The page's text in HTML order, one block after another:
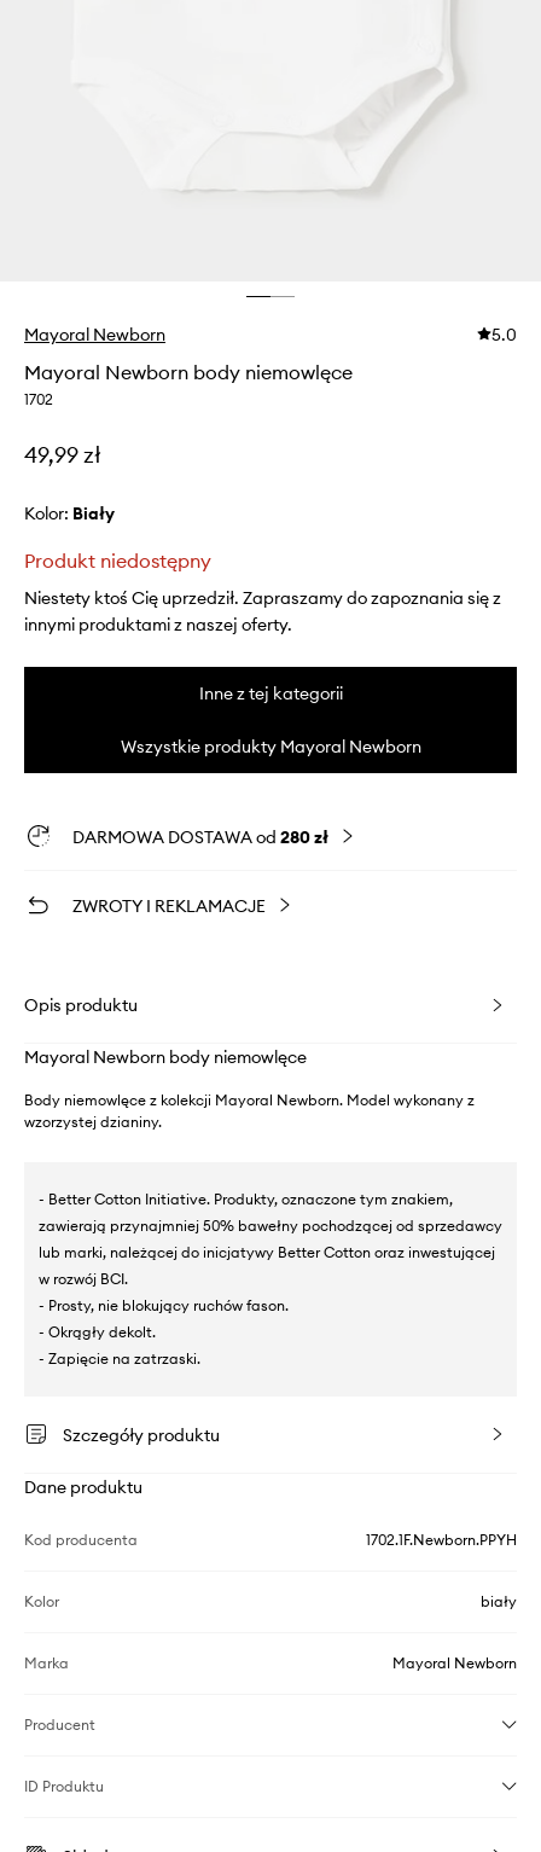
Mayoral Newborn 5.0
Mayoral Newborn body niemowlęce
1702
49,99 zł
Kolor: biały
Produkt niedostępny
Niestety ktoś Cię uprzedził. Zapraszamy do zapoznania się z
innymi produktami z naszej oferty.
Inne z tej kategorii
Wszystkie produkty Mayoral Newborn
DARMOWA DOSTAWA od 280 zł
ZWROTY I REKLAMACJE
Opis produktu
Mayoral Newborn body niemowlęce
Body niemowlęce z kolekcji Mayoral Newborn. Model wykonany z
wzorzystej dzianiny.
- Better Cotton Initiative. Produkty, oznaczone tym znakiem,
zawierają przynajmniej 50% bawełny pochodzącej od sprzedawcy
lub marki, należącej do inicjatywy Better Cotton oraz inwestującej
w rozwój BCI.
- Prosty, nie blokujący ruchów fason.
- Okrągły dekolt.
- Zapięcie na zatrzaski.
Szczegóły produktu
Dane produktu
Kod producenta 1702.1F.Newborn.PPYH
Kolor biały
Marka Mayoral Newborn
Producent
ID Produktu